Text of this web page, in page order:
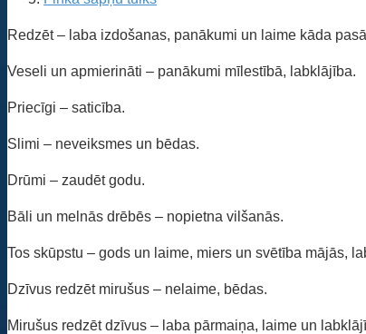
Redzēt – laba izdošanas, panākumi un laime kāda
Veseli un apmierināti – panākumi mīlestībā, labklājība.
Priecīgi – saticība.
Slimi – neveiksmes un bēdas.
Drūmi – zaudēt godu.
Bāli un melnās drēbēs – nopietna vilšanās.
Tos skūpstu – gods un laime, miers un svētība mājās,
Dzīvus redzēt mirušus – nelaime, bēdas.
Mirušus redzēt dzīvus – laba pārmaiņa, laime un